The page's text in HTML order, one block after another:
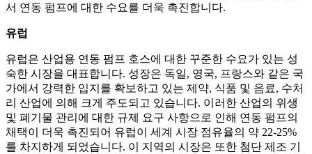
서 연동 펌프에 대한 수요를 더욱 촉진합니다.
유럽
유럽은 산업용 연동 펌프 호스에 대한 꾸준한 수요가 있는 성
숙한 시장을 대표합니다. 성장은 독일, 영국, 프랑스와 같은 국
가에서 강력한 입지를 확보하고 있는 제약, 식품 및 음료, 수처
리 산업에 의해 크게 주도되고 있습니다. 이러한 산업의 위생
및 폐기물 관리에 대한 규제 요구 사항으로 인해 연동 펌프의
채택이 더욱 촉진되어 유럽이 세계 시장 점유율의 약 22-25%
를 차지하게 되었습니다. 이 지역의 시장은 또한 첨단 제조 기